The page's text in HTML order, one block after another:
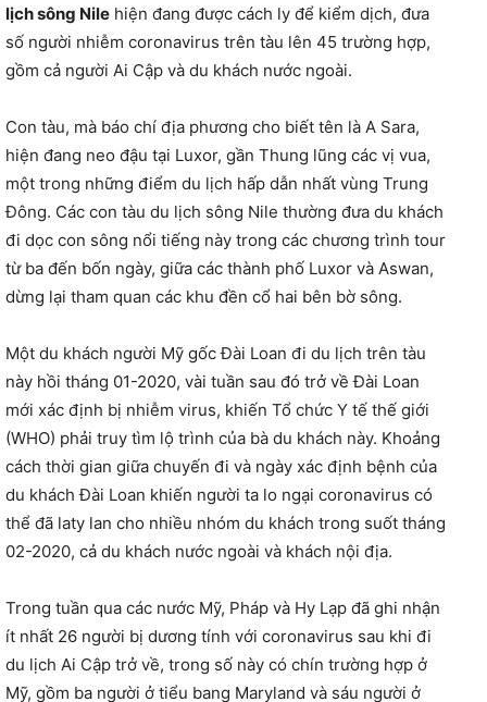
lịch sông Nile hiện đang được cách ly để kiểm dịch, đưa
số người nhiễm coronavirus trên tàu lên 45 trường hợp,
gồm cả người Ai Cập và du khách nước ngoài.
Con tàu, mà báo chí địa phương cho biết tên là A Sara,
hiện đang neo đậu tại Luxor, gần Thung lũng các vị vua,
một trong những điểm du lịch hấp dẫn nhất vùng Trung
Đông. Các con tàu du lịch sông Nile thường đưa du khách
đi dọc con sông nổi tiếng này trong các chương trình tour
từ ba đến bốn ngày, giữa các thành phố Luxor và Aswan,
dừng lại tham quan các khu đền cổ hai bên bờ sông.
Một du khách người Mỹ gốc Đài Loan đi du lịch trên tàu
này hồi tháng 01-2020, vài tuần sau đó trở về Đài Loan
mới xác định bị nhiễm virus, khiến Tổ chức Y tế thế giới
(WHO) phải truy tìm lộ trình của bà du khách này. Khoảng
cách thời gian giữa chuyến đi và ngày xác định bệnh của
du khách Đài Loan khiến người ta lo ngại coronavirus có
thể đã laty lan cho nhiều nhóm du khách trong suốt tháng
02-2020, cả du khách nước ngoài và khách nội địa.
Trong tuần qua các nước Mỹ, Pháp và Hy Lạp đã ghi nhận
ít nhất 26 người bị dương tính với coronavirus sau khi đi
du lịch Ai Cập trở về, trong số này có chín trường hợp ở
Mỹ, gồm ba người ở tiểu bang Maryland và sáu người ở